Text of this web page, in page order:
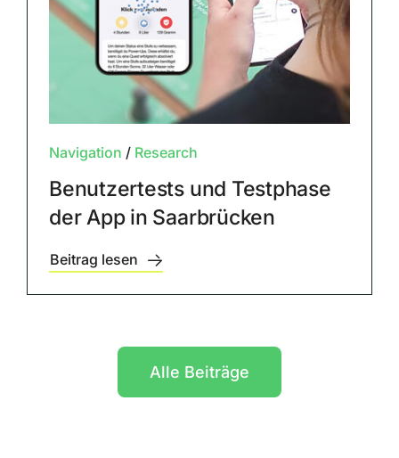
Navigation / Research
Benutzertests und Testphase
der App in Saarbrücken
Beitrag lesen
Alle Beiträge